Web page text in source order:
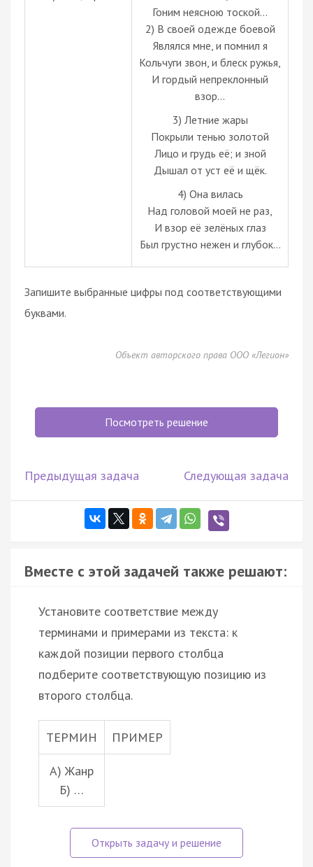
Гоним неясною тоской…
2) В своей одежде боевой
Являлся мне, и помнил я
Кольчуги звон, и блеск ружья,
И гордый непреклонный
взор...
3) Летние жары
Покрыли тенью золотой
Лицо и грудь её; и зной
Дышал от уст её и щёк.
4) Она вилась
Над головой моей не раз,
И взор её зелёных глаз
Был грустно нежен и глубок…
Запишите выбранные цифры под соответствующими
буквами.
Объект авторского права ООО «Легион»
Посмотреть решение
Предыдущая задача Следующая задача
Вместе с этой задачей также решают:
Установите соответствие между
терминами и примерами из текста: к
каждой позиции первого столбца
подберите соответствующую позицию из
второго столбца.
ТЕРМИН ПРИМЕР
А) Жанр
Б) …